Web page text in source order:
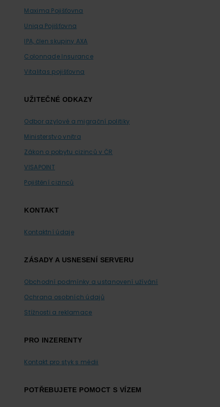
Maxima Pojišťovna
Uniqa Pojišťovna
IPA, člen skupiny AXA
Colonnade Insurance
Vitalitas pojišťovna
UŽITEČNÉ ODKAZY
Odbor azylové a migrační politiky
Ministerstvo vnitra
Zákon o pobytu cizinců v ČR
VISAPOINT
Pojištění cizinců
KONTAKT
Kontaktní údaje
ZÁSADY A USNESENÍ SERVERU
Obchodní podmínky a ustanovení užívání
Ochrana osobních údajů
Stížnosti a reklamace
PRO INZERENTY
Kontakt pro styk s médii
POTŘEBUJETE POMOCT S VÍZEM